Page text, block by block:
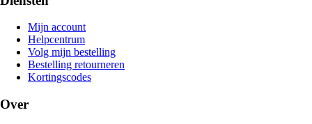
Mijn account
Helpcentrum
Volg mijn bestelling
Bestelling retourneren
Kortingscodes
Over